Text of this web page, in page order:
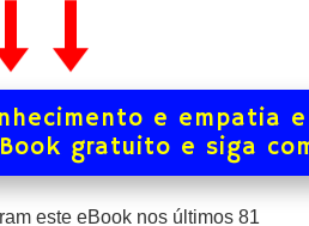
e empatia
gratuito e siga
este eBook nos últimos 81